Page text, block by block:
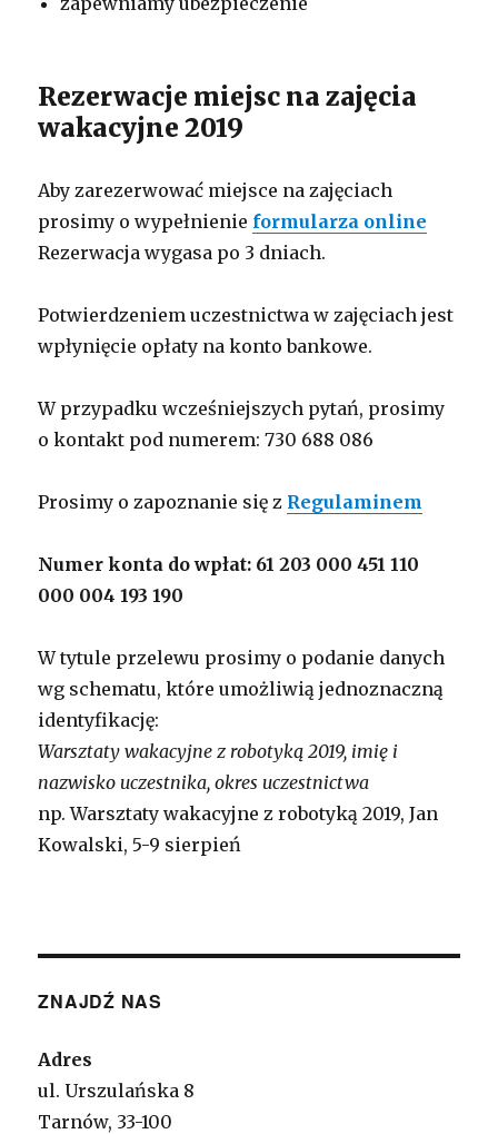
Rezerwacje miejsc na zajęcia
wakacyjne 2019
Aby zarezerwować miejsce na zajęciach
prosimy o wypełnienie formularza online
Rezerwacja wygasa po 3 dniach.
Potwierdzeniem uczestnictwa w zajęciach jest
wpłynięcie opłaty na konto bankowe.
W przypadku wcześniejszych pytań, prosimy
o kontakt pod numerem: 730 688 086
Prosimy o zapoznanie się z Regulaminem
Numer konta do wpłat: 61 203 000 451 110
000 004 193 190
W tytule przelewu prosimy o podanie danych
wg schematu, które umożliwią jednoznaczną
identyfikację:
Warsztaty wakacyjne z robotyką 2019, imię i
nazwisko uczestnika, okres uczestnictwa
np. Warsztaty wakacyjne z robotyką 2019, Jan
Kowalski, 5-9 sierpień
ZNAJDŹ NAS
Adres
ul. Urszulańska 8
Tarnów, 33-100